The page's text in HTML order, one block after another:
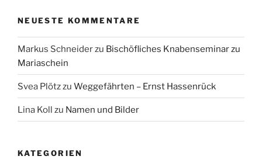
NEUESTE KOMMENTARE
Markus Schneiderzu Bischöfliches Knabenseminar zu
Mariaschein
Svea Plötzzu Weggefährten – Ernst Hassenrück
Lina Koll zu Namen und Bilder
KATEGORIEN